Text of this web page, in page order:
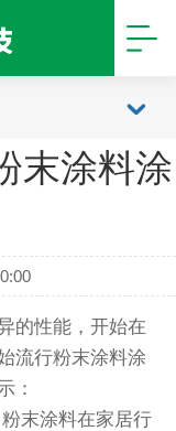
末涂料涂
的性能，开始在
流行粉末涂料涂
：
末涂料在家居行